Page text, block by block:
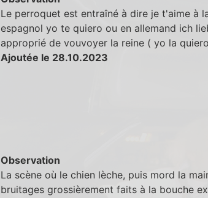
Le perroquet est entraîné à dire je t'aime à
espagnol yo te quiero ou en allemand ich
approprié de vouvoyer la reine ( yo la
Ajoutée le 28.10.2023
Observation
La scène où le chien lèche, puis mord la
bruitages grossièrement faits à la bouche